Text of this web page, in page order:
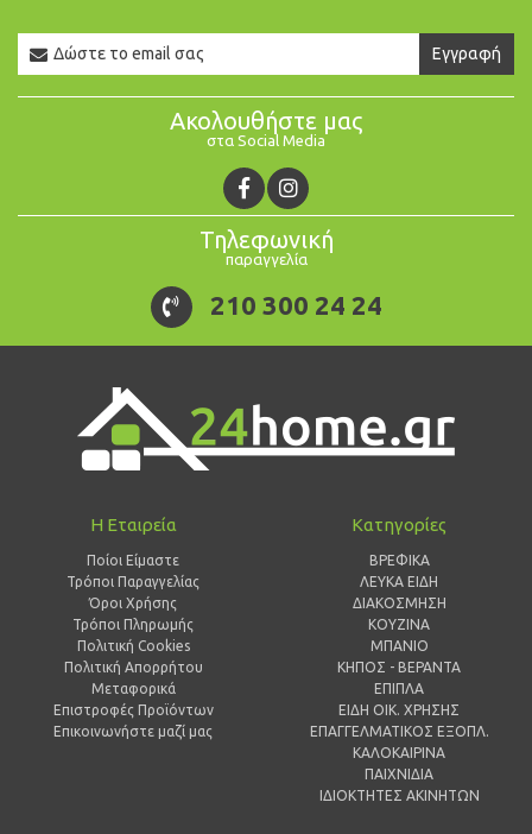
Newsletter
Email
Εγγραφή
Ακολουθήστε μας
στα Social Media
Τηλεφωνική
παραγγελία
210 300 24 24
Η Εταιρεία
Ποίοι Είμαστε
Τρόποι Παραγγελίας
Όροι Χρήσης
Τρόποι Πληρωμής
Πολιτική Cookies
Πολιτική Απορρήτου
Μεταφορικά
Επιστροφές Προϊόντων
Επικοινωνήστε μαζί μας
Κατηγορίες
ΒΡΕΦΙΚΑ
ΛΕΥΚΑ ΕΙΔΗ
ΔΙΑΚΟΣΜΗΣΗ
ΚΟΥΖΙΝΑ
ΜΠΑΝΙΟ
ΚΗΠΟΣ - ΒΕΡΑΝΤΑ
ΕΠΙΠΛΑ
ΕΙΔΗ ΟΙΚ. ΧΡΗΣΗΣ
ΕΠΑΓΓΕΛΜΑΤΙΚΟΣ ΕΞΟΠΛ.
ΚΑΛΟΚΑΙΡΙΝΑ
ΠΑΙΧΝΙΔΙΑ
ΙΔΙΟΚΤΗΤΕΣ ΑΚΙΝΗΤΩΝ